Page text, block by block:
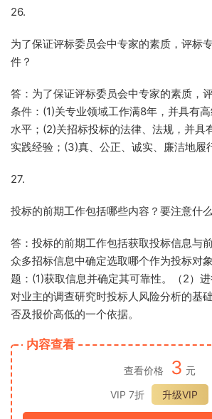
26.
为了保证评标委员会中专家的素质，评标
件？
答：为了保证评标委员会中专家的素质，
条件：(1)关专业领域工作满8年，并具有
水平；(2)关招标投标的法律、法规，并具
实践经验；(3)真、公正、诚实、廉洁地履
27.
投标的前期工作包括哪些内容？要注意什
答：投标的前期工作包括获取投标信息与
众多招标信息中确定选取哪个作为投标对
题：(1)获取信息并确定其可靠性。（2）进
对业主的调查研究时投标人风险分析的基
否及报价高低的一个依据。
内容查看
查看价格 3 元
VIP 7折
升级VIP